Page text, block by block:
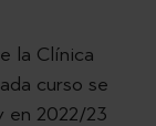
la Clínica
curso se
en 2022/23